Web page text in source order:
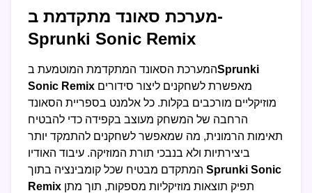
מערכת סאונד מתקדמת ב-
Sprunki Sonic Remix
המערכת הסאונד המתקדמת המוטמעת בSprunki
Sonic Remix
מוזיקליים מורכבים בקלות. כל אלמנט בספריית הסאונד
הרחבה של המשחק מעוצב בקפידה כדי להבטיח
תאימות הרמונית, מה שמאפשר לשחקנים להתמקד יותר
ביצירתיות ולא בנבכי תורת המוזיקה. עיבוד האודיו
Sprunki Sonic
Remix